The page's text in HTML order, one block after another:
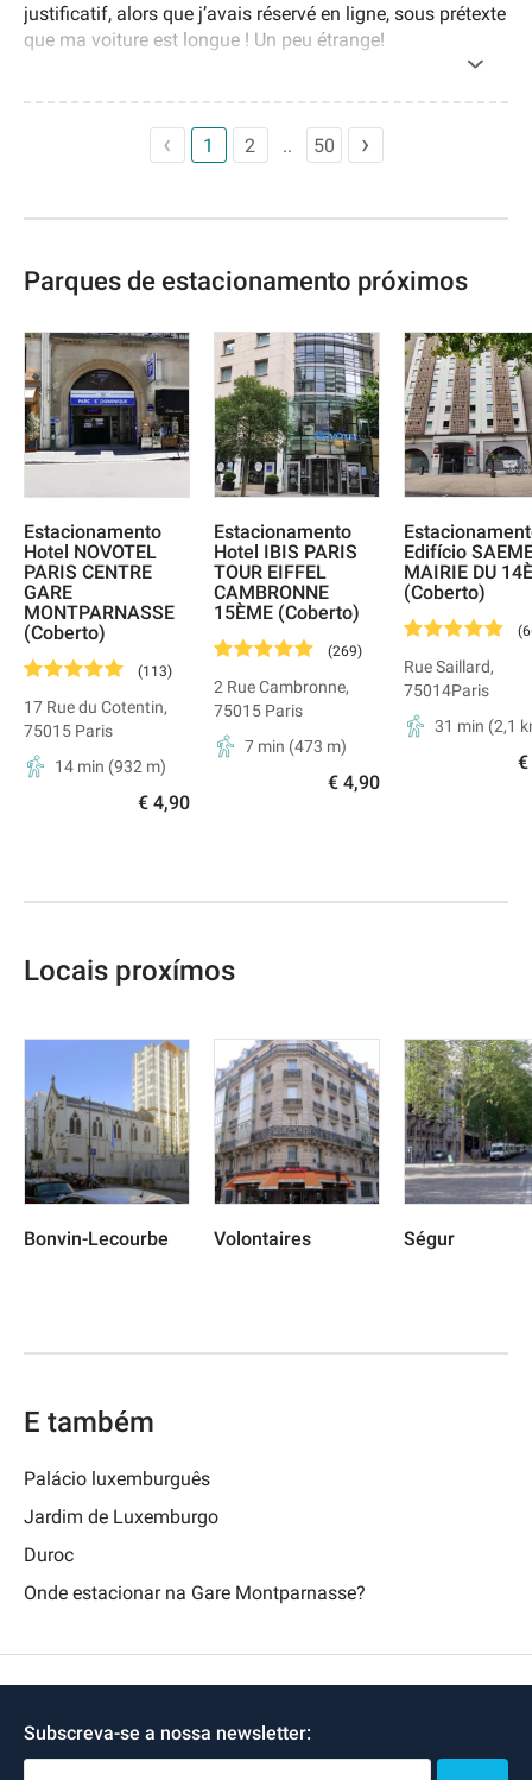
justificatif, alors que j’avais réservé en ligne, sous prétexte
que ma voiture est longue ! Un peu étrange!
1 2 50
Parques de estacionamento próximos
Estacionamento
Hotel NOVOTEL
PARIS CENTRE
GARE
MONTPARNASSE
(Coberto)
(113)
17 Rue du Cotentin,
75015 Paris
14 min (932 m)
€ 4,90
Estacionamento
Hotel IBIS PARIS
TOUR EIFFEL
CAMBRONNE
15ÈME (Coberto)
(269)
2 Rue Cambronne,
75015 Paris
7 min (473 m)
€ 4,90
Edifício
MAIRIE DU
(Coberto)
(
Rue Saillard,
75014Paris
31 min (2,1
€
Locais proxímos
Bonvin-Lecourbe Volontaires Ségur
E também
Palácio luxemburguês
Jardim de Luxemburgo
Duroc
Onde estacionar na Gare Montparnasse?
Subscreva-se a nossa newsletter: